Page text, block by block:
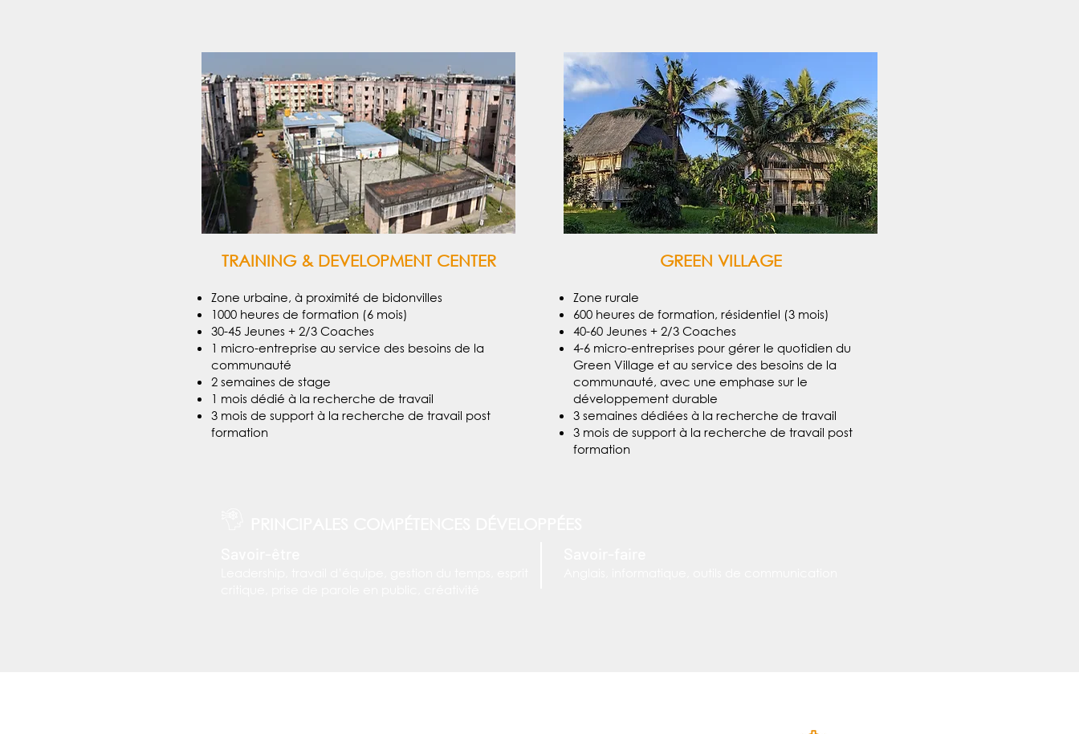
TRAINING & DEVELOPMENT CENTER
Zone urbaine, à proximité de bidonvilles
1000 heures de formation (6 mois)
30-45 Jeunes + 2/3 Coaches
1 micro-entreprise au service des besoins de la
communauté
2 semaines de stage
1 mois dédié à la recherche de travail
3 mois de support à la recherche de travail post
formation
GREEN VILLAGE
Zone rurale
600 heures de formation, résidentiel (3 mois)
40-60 Jeunes + 2/3 Coaches
4-6 micro-entreprises pour gérer le quotidien du
Green Village et au service des besoins de la
communauté, avec une emphase sur le
développement durable
3 semaines dédiées à la recherche de travail
3 mois de support à la recherche de travail post
formation